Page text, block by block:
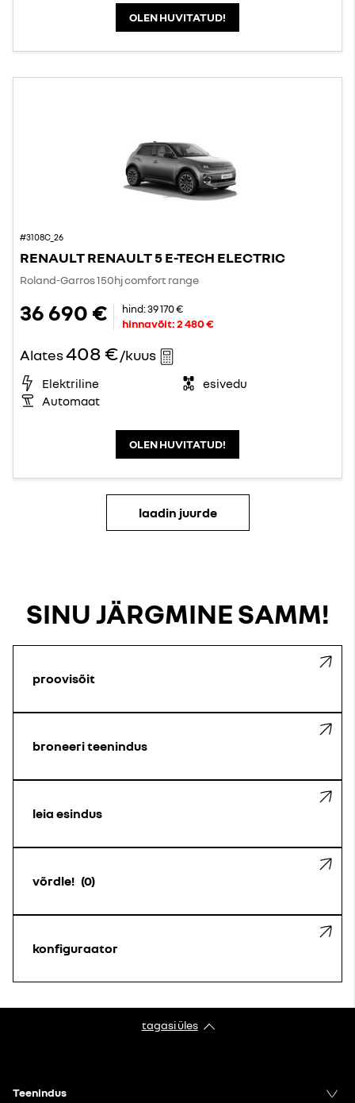
OLEN HUVITATUD!
#3108C_26
RENAULT RENAULT 5 E-TECH ELECTRIC
Roland-Garros 150hj comfort range
36 690 € hind:39 170 €
hinnavõit:2 480 €
Alates408 €/kuus
Elektriline
esivedu
Automaat
OLEN HUVITATUD!
laadin juurde
SINU JÄRGMINE SAMM!
proovisõit
broneeri teenindus
leia esindus
võrdle! 0
konfiguraator
tagasi üles
Teenindus